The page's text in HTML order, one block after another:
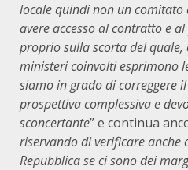
locale quindi non un
avere accesso al contratto e
proprio sulla scorta del
ministeri coinvolti esprimono
siamo in grado di correggere
prospettiva complessiva e
sconcertante” e continua
riservando di verificare anche
Repubblica se ci sono dei